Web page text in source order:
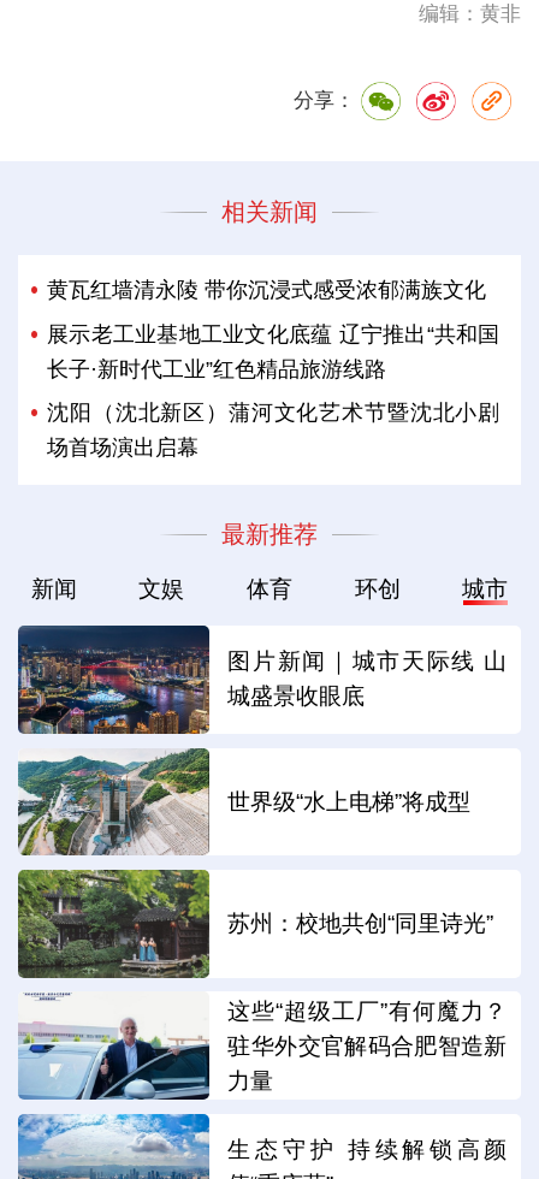
编辑：黄非
分享：
相关新闻
黄瓦红墙清永陵 带你沉浸式感受浓郁满族文化
展示老工业基地工业文化底蕴 辽宁推出“共和国
长子·新时代工业”红色精品旅游线路
沈阳（沈北新区）蒲河文化艺术节暨沈北小剧
场首场演出启幕
最新推荐
新闻 文娱 体育 环创 城市
图片新闻｜城市天际线 山
城盛景收眼底
世界级“水上电梯”将成型
苏州：校地共创“同里诗光”
这些“超级工厂”有何魔力？
驻华外交官解码合肥智造新
力量
生态守护 持续解锁高颜